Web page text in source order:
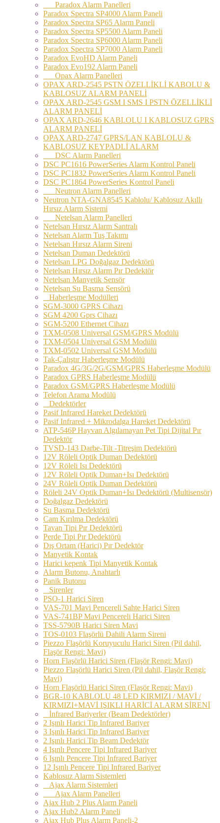
Paradox Alarm Panelleri
Paradox Spectra SP4000 Alarm Paneli
Paradox Spectra SP65 Alarm Paneli
Paradox Spectra SP5500 Alarm Paneli
Paradox Spectra SP6000 Alarm Paneli
Paradox Spectra SP7000 Alarm Paneli
Paradox EvoHD Alarm Paneli
Paradox Evo192 Alarm Paneli
Opax Alarm Panelleri
OPAX ARD-2545 PSTN ÖZELLİKLİ KABOLU &
KABLOSUZ ALARM PANELİ
OPAX ARD-2545 GSM I SMS I PSTN ÖZELLİKLİ
ALARM PANELİ
OPAX ARD-2646 KABLOLU I KABLOSUZ GPRS
ALARM PANELİ
OPAX ARD-2747 GPRS/LAN KABLOLU &
KABLOSUZ KEYPADLİ ALARM
DSC Alarm Panelleri
DSC PC1616 PowerSeries Alarm Kontrol Paneli
DSC PC1832 PowerSeries Alarm Kontrol Paneli
DSC PC1864 PowerSeries Kontrol Paneli
Neutron Alarm Panelleri
Neutron NTA-GNA8545 Kablolu/ Kablosuz Akıllı
Hırsız Alarm Sistemi
Netelsan Alarm Panelleri
Netelsan Hırsız Alarm Santralı
Netelsan Alarm Tuş Takımı
Netelsan Hırsız Alarm Sireni
Netelsan Duman Dedektörü
Netelsan LPG Doğalgaz Dedektörü
Netelsan Hırsız Alarm Pır Dedektör
Netelsan Manyetik Sensör
Netelsan Su Basma Sensörü
Haberleşme Modülleri
SGM-3000 GPRS Cihazı
SGM 4200 Gprs Cihazı
SGM-5200 Ethernet Cihazı
TXM-0508 Universal GSM/GPRS Modülü
TXM-0504 Universal GSM Modülü
TXM-0502 Universal GSM Modülü
Tak-Çalıştır Haberleşme Modülü
Paradox 4G/3G/2G/GSM/GPRS Haberleşme Modülü
Paradox GPRS Haberleşme Modülü
Paradox GSM/GPRS Haberleşme Modülü
Telefon Arama Modülü
Dedektörler
Pasif Infrared Hareket Dedektörü
Pasif Infrared + Mikrodalga Hareket Dedektörü
ATP-546P Hayvan Algılamayan Pet Tipi Dijital Pır
Dedektör
TVSD-143 Darbe-Tilt -Titreşim Dedektörü
12V Röleli Optik Duman Dedektörü
12V Röleli Isı Dedektörü
12V Röleli Optik Duman+Isı Dedektörü
24V Röleli Optik Duman Dedektörü
Röleli 24V Optik Duman+Isı Dedektörü (Multisensör)
Doğalgaz Dedektörü
Su Basma Dedektörü
Cam Kırılma Dedektörü
Tavan Tipi Pır Dedektörü
Perde Tipi Pır Dedektörü
Dış Ortam (Harici) Pır Dedektör
Manyetik Kontak
Harici kepenk Tipi Manyetik Kontak
Alarm Butonu, Anahtarlı
Panik Butonu
Sirenler
PSO-1 Harici Siren
VAS-701 Mavi Pencereli Sahte Harici Siren
VAS-741BP Mavi Pencereli Harici Siren
TSS-5790B Harici Siren Mavi
TOS-0103 Flaşörlü Dahili Alarm Sireni
Piezzo Flaşörlü Koruyuculu Harici Siren (Pil dahil,
Flaşör Rengi: Mavi)
Horn Flaşörlü Harici Siren (Flaşör Rengi: Mavi)
Piezzo Flaşörlü Harici Siren (Pil dahil, Flaşör Rengi:
Mavi)
Horn Flaşörlü Harici Siren (Flaşör Rengi: Mavi)
BGR-10 KABLOLU 48 LED KIRMIZI / MAVİ /
KIRMIZI+MAVİ IŞIKLI HARİCİ ALARM SİRENİ
İnfrared Bariyerler (Beam Dedektörler)
2 Işınlı Harici Tip Infrared Bariyer
3 Işınlı Harici Tip Infrared Bariyer
2 Işınlı Harici Tip Beam Dedektör
4 Işınlı Pencere Tipi Infrared Bariyer
6 Işınlı Pencere Tipi Infrared Bariyer
12 Işınlı Pencere Tipi Infrared Bariyer
Kablosuz Alarm Sistemleri
Ajax Alarm Sistemleri
Ajax Alarm Panelleri
Ajax Hub 2 Plus Alarm Paneli
Ajax Hub2 Alarm Paneli
Ajax Hub Plus Alarm Paneli-2